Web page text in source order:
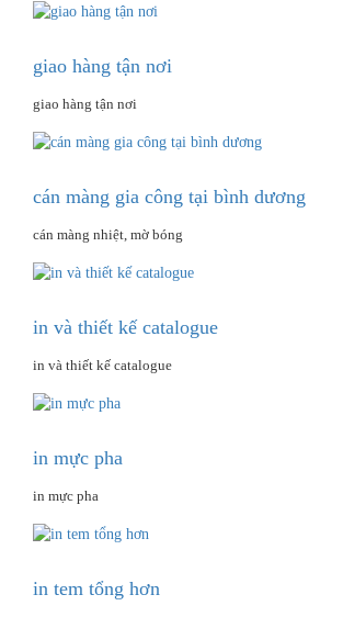
giao hàng tận nơi
giao hàng tận nơi
cán màng gia công tại bình dương
cán màng nhiệt, mờ bóng
in và thiết kế catalogue
in và thiết kế catalogue
in mực pha
in mực pha
in tem tổng hơn